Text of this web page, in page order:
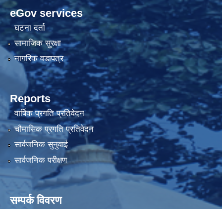
eGov services
घटना दर्ता
सामाजिक सुरक्षा
नागरिक वडापत्र
Reports
वार्षिक प्रगति प्रतिवेदन
चौमासिक प्रगति प्रतिवेदन
सार्वजनिक सुनुवाई
सार्वजनिक परीक्षण
सम्पर्क विवरण